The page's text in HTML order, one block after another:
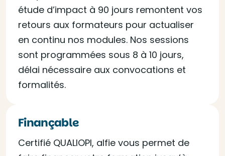
étude d’impact à 90 jours remontent vos
retours aux formateurs pour actualiser
en continu nos modules. Nos sessions
sont programmées sous 8 à 10 jours,
délai nécessaire aux convocations et
formalités.
Finançable
Certifié QUALIOPI, alfie vous permet de